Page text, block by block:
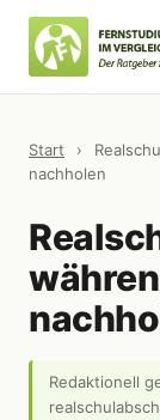
Start ›
nachholen
Redaktionell